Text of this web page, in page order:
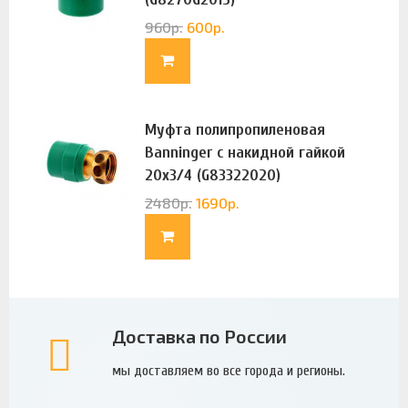
960р. 600р.
Муфта полипропиленовая
Banninger с накидной гайкой
20х3/4 (G83322020)
2480р. 1690р.
Доставка по России
мы доставляем во все города и регионы.